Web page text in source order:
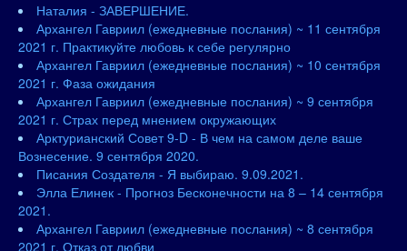
Наталия - ЗАВЕРШЕНИЕ.
Архангел Гавриил (ежедневные послания) ~ 11 сентября
2021 г. Практикуйте любовь к себе регулярно
Архангел Гавриил (ежедневные послания) ~ 10 сентября
2021 г. Фаза ожидания
Архангел Гавриил (ежедневные послания) ~ 9 сентября
2021 г. Страх перед мнением окружающих
Арктурианский Совет 9-D - В чем на самом деле ваше
Вознесение. 9 сентября 2020.
Писания Создателя - Я выбираю. 9.09.2021.
Элла Елинек - Прогноз Бесконечности на 8 – 14 сентября
2021.
Архангел Гавриил (ежедневные послания) ~ 8 сентября
2021 г. Отказ от любви